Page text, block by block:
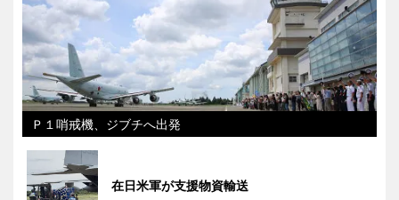
Ｐ１哨戒機、ジブチへ出発
在日米軍が支援物資輸送